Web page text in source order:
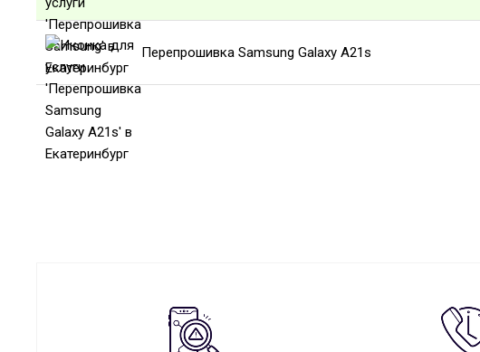
Перепрошивка Samsung Galaxy A21s